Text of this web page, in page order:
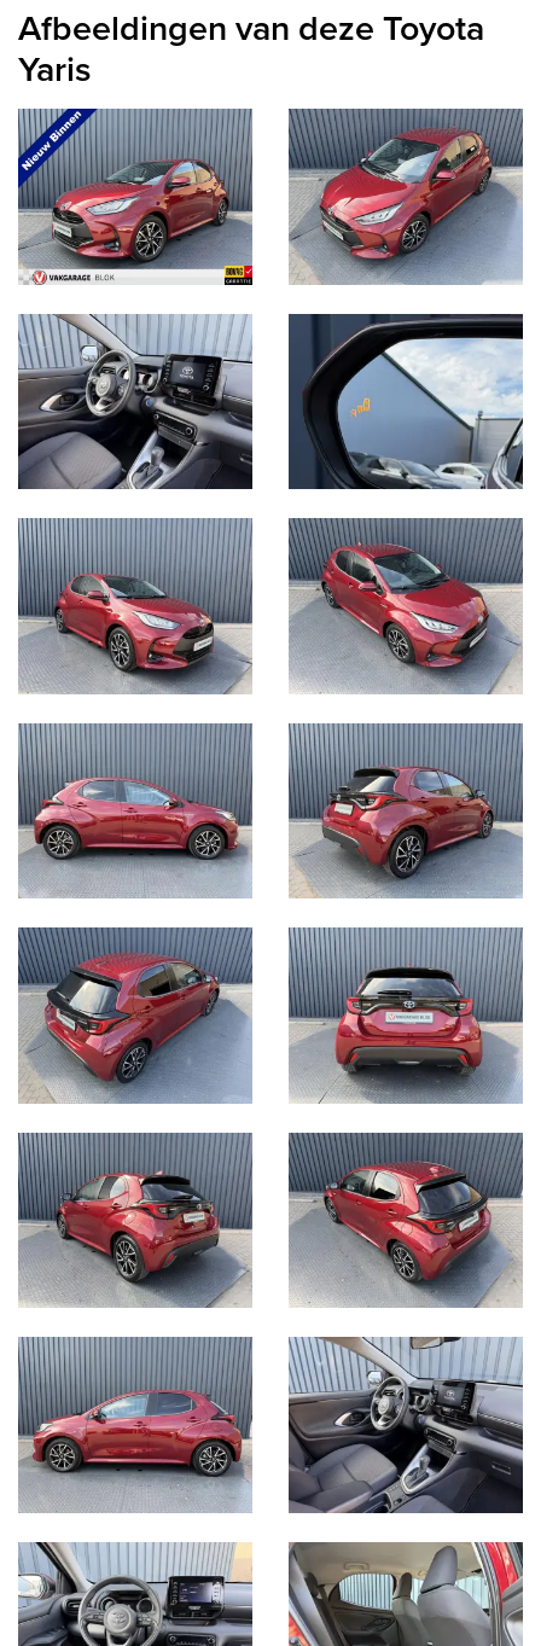
Afbeeldingen van deze Toyota
Yaris